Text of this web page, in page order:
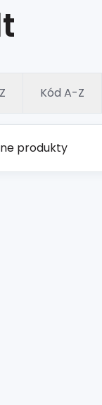
Kód A-Z
produkty